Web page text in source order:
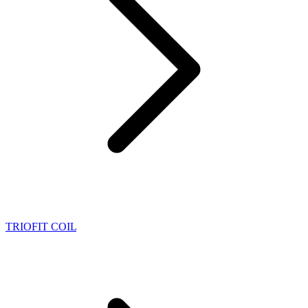
TRIOFIT COIL